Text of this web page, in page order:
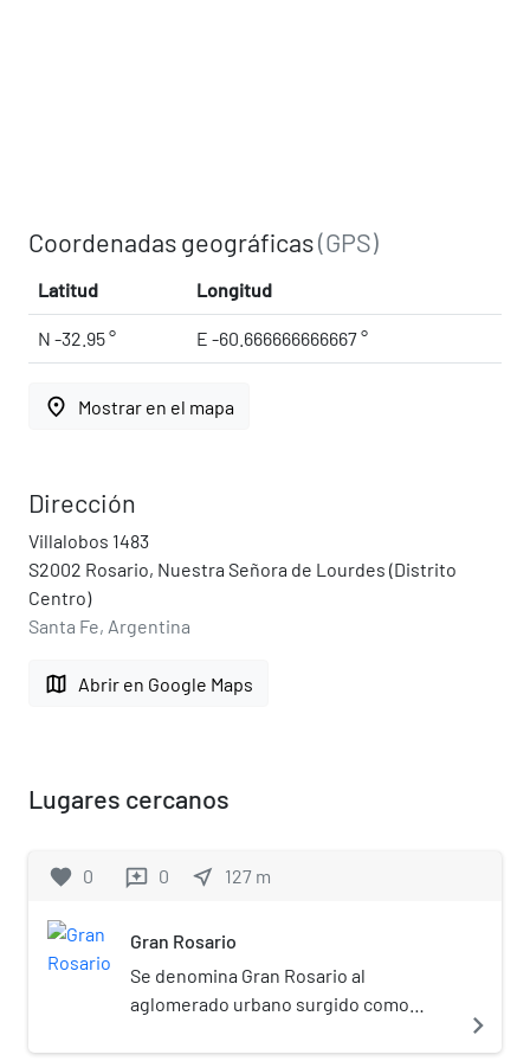
Coordenadas geográficas(GPS)
Latitud Longitud
N -32.95 ° E -60.666666666667 °
place Mostrar en el mapa
Dirección
Villalobos 1483
S2002 Rosario, Nuestra Señora de Lourdes (Distrito
Centro)
Santa Fe, Argentina
map Abrir en Google Maps
Lugares cercanos
favorite 0 reviews 0 near_me 127 m
Gran Rosario
Se denomina Gran Rosario al
aglomerado urbano surgido como
navigate_next